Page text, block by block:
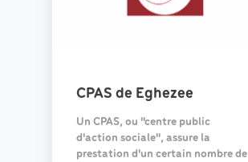
CPAS de Eghezee
Un CPAS, ou "centre public
d'action sociale", assure la
prestation d'un certain nombre de